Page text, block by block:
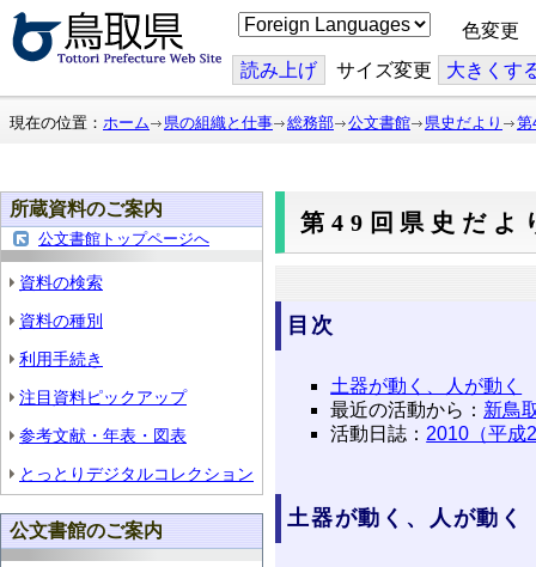
こ
の
ジ
を
翻
色変更
読み上げ
サイズ変更 大きくす
現在の位置： ホーム 県の組織と仕事 総務部 公文書館 県史だより 第
所蔵資料のご案内
公文書館トップページへ
資料の検索
資料の種別
利用手続き
注目資料ピックアップ
参考文献・年表・図表
とっとりデジタルコレクション
公文書館のご案内
第49回県史だよ
目次
土器が動く、人が動く
最近の活動から： 新鳥
活動日誌： 2010（平成
土器が動く、人が動く